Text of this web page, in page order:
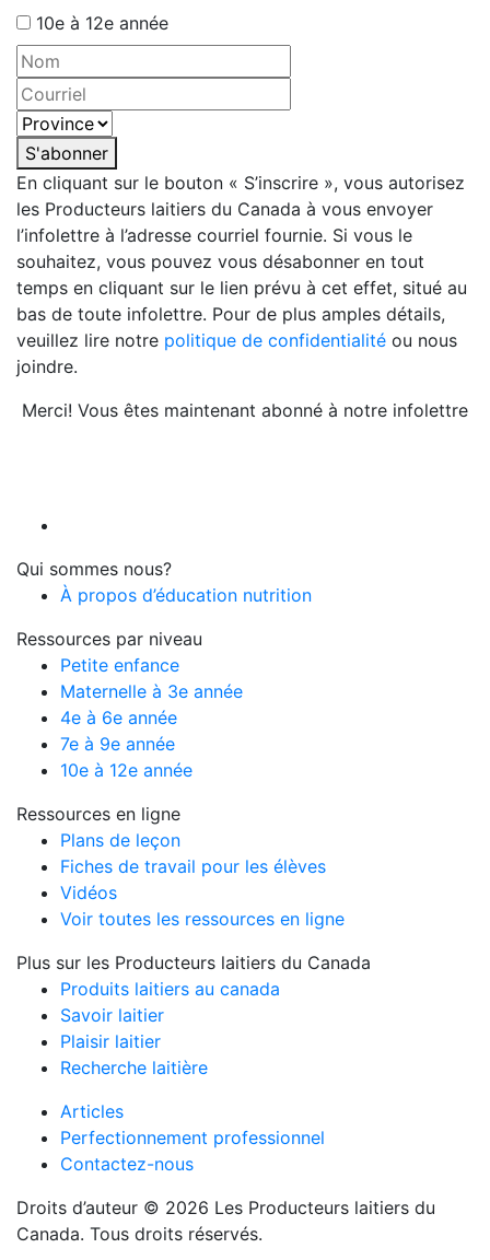
10e à 12e année
S'abonner
En cliquant sur le bouton « S’inscrire », vous autorisez
les Producteurs laitiers du Canada à vous envoyer
l’infolettre à l’adresse courriel fournie. Si vous le
souhaitez, vous pouvez vous désabonner en tout
temps en cliquant sur le lien prévu à cet effet, situé au
bas de toute infolettre. Pour de plus amples détails,
veuillez lire notre politique de confidentialité ou nous
joindre.
Merci! Vous êtes maintenant abonné à notre infolettre
Qui sommes nous?
À propos d’éducation nutrition
Ressources par niveau
Petite enfance
Maternelle à 3e année
4e à 6e année
7e à 9e année
10e à 12e année
Ressources en ligne
Plans de leçon
Fiches de travail pour les élèves
Vidéos
Voir toutes les ressources en ligne
Plus sur les Producteurs laitiers du Canada
Produits laitiers au canada
Savoir laitier
Plaisir laitier
Recherche laitière
Droits d’auteur © 2026 Les Producteurs laitiers du
Canada. Tous droits réservés.
Articles
Perfectionnement professionnel
Contactez-nous